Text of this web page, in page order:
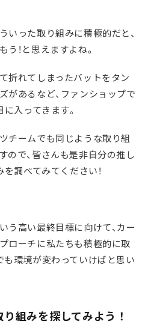
いった取り組みに積極的だと、
！と思えますよね。
折れてしまったバットをタン
があるなど、ファンショップで
入ってきます。
チームでも同じような取り組
ので、皆さんも是非自分の推し
調べてみてください！
う高い最終目標に向けて、カー
ローチに私たちも積極的に取
も環境が変わっていけばと思い
組みを探してみよう ！